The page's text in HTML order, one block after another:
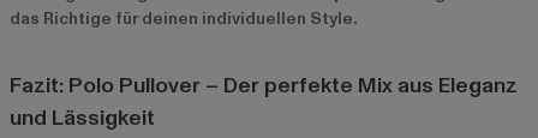
das Richtige für deinen individuellen Style.
Fazit: Polo Pullover – Der perfekte Mix aus Eleganz
und Lässigkeit